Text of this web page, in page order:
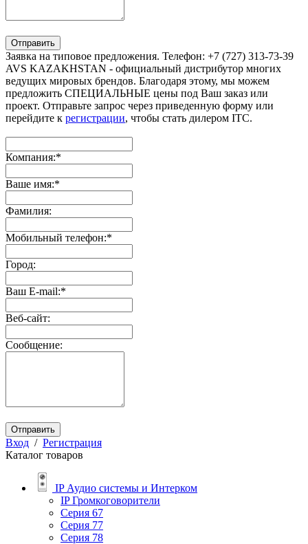
Отправить
Заявка на типовое предложения. Телефон: +7 (727) 313-73-39
AVS KAZAKHSTAN - официальный дистрибутор многих
ведущих мировых брендов. Благодаря этому, мы можем
предложить СПЕЦИАЛЬНЫЕ цены под Ваш заказ или
проект. Отправьте запрос через приведенную форму или
перейдите к регистрации, чтобы стать дилером ITC.
Компания:*
Ваше имя:*
Фамилия:
Мобильный телефон:*
Город:
Ваш E-mail:*
Веб-сайт:
Сообщение:
Отправить
Вход / Регистрация
Каталог товаров
IP Аудио системы и Интерком
IP Громкоговорители
Серия 67
Серия 77
Серия 78